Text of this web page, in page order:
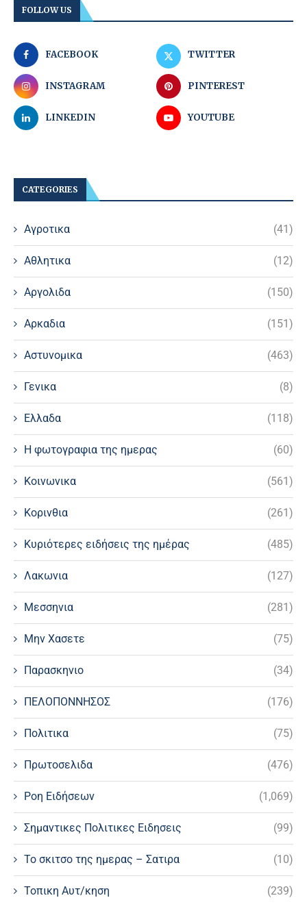
FOLLOW US
FACEBOOK TWITTER
INSTAGRAM PINTEREST
LINKEDIN YOUTUBE
CATEGORIES
Αγροτικα (41)
Αθλητικα (12)
Αργολιδα (150)
Αρκαδια (151)
Αστυνομικα (463)
Γενικα (8)
Ελλαδα (118)
Η φωτογραφια της ημερας (60)
Κοινωνικα (561)
Κορινθια (261)
Κυριότερες ειδήσεις της ημέρας (485)
Λακωνια (127)
Μεσσηνια (281)
Μην Χασετε (75)
Παρασκηνιο (34)
ΠΕΛΟΠΟΝΝΗΣΟΣ (176)
Πολιτικα (75)
Πρωτοσελιδα (476)
Ροη Ειδήσεων (1,069)
Σημαντικες Πολιτικες Ειδησεις (99)
Το σκιτσο της ημερας – Σατιρα (10)
Τοπικη Αυτ/κηση (239)